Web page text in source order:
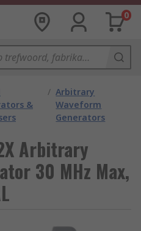
0
&
/ Arbitrary
Waveform
Generators
Arbitrary
30 MHz Max,